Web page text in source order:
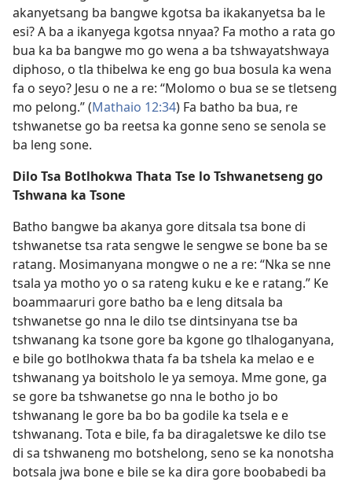
akanyetsang ba bangwe kgotsa ba ikakanyetsa ba le
esi? A ba a ikanyega kgotsa nnyaa? Fa motho a rata go
bua ka ba bangwe mo go wena a ba tshwayatshwaya
diphoso, o tla thibelwa ke eng go bua bosula ka wena
fa o seyo? Jesu o ne a re: “Molomo o bua se se tletseng
mo pelong.” (Mathaio 12:34) Fa batho ba bua, re
tshwanetse go ba reetsa ka gonne seno se senola se
ba leng sone.
Dilo Tsa Botlhokwa Thata Tse lo Tshwanetseng go
Tshwana ka Tsone
Batho bangwe ba akanya gore ditsala tsa bone di
tshwanetse tsa rata sengwe le sengwe se bone ba se
ratang. Mosimanyana mongwe o ne a re: “Nka se nne
tsala ya motho yo o sa rateng kuku e ke e ratang.” Ke
boammaaruri gore batho ba e leng ditsala ba
tshwanetse go nna le dilo tse dintsinyana tse ba
tshwanang ka tsone gore ba kgone go tlhaloganyana,
e bile go botlhokwa thata fa ba tshela ka melao e e
tshwanang ya boitsholo le ya semoya. Mme gone, ga
se gore ba tshwanetse go nna le botho jo bo
tshwanang le gore ba bo ba godile ka tsela e e
tshwanang. Tota e bile, fa ba diragaletswe ke dilo tse
di sa tshwaneng mo botshelong, seno se ka nonotsha
botsala jwa bone e bile se ka dira gore boobabedi ba